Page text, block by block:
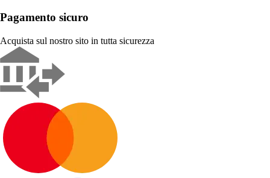
Pagamento sicuro
Acquista sul nostro sito in tutta sicurezza